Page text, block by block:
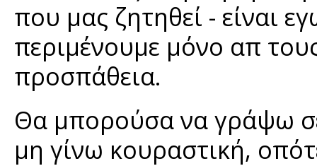
που μας ζητηθεί - είναι
περιμένουμε μόνο απ
προσπάθεια.
Θα μπορούσα να γράψω
μη γίνω κουραστική,